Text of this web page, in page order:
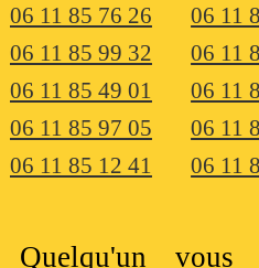
06 11 85 76 26
06 11
06 11 85 99 32
06 11
06 11 85 49 01
06 11
06 11 85 97 05
06 11
06 11 85 12 41
06 11
Quelqu'un vous